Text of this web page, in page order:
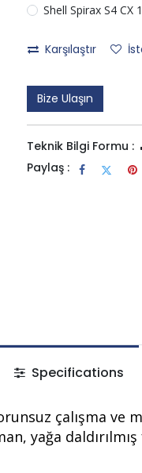
Shell Spirax S4 CX
Karşılaştır
Bize Ulaşın
Teknik Bilgi Formu :
Paylaş :
Specifications
çalışma
yağa